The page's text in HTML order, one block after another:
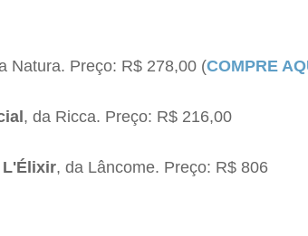
Natura. Preço: R$ 278,00 (COMPRE
, da Ricca. Preço: R$ 216,00
L'Élixir, da Lâncome. Preço: R$ 806